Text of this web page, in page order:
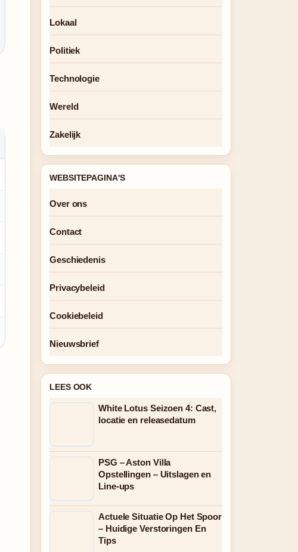
Lokaal
Politiek
Technologie
Wereld
Zakelijk
WEBSITEPAGINA'S
Over ons
Contact
Geschiedenis
Privacybeleid
Cookiebeleid
Nieuwsbrief
LEES OOK
White Lotus Seizoen 4: Cast,
locatie en releasedatum
PSG – Aston Villa
Opstellingen – Uitslagen en
Line-ups
Actuele Situatie Op Het Spoor
– Huidige Verstoringen En
Tips